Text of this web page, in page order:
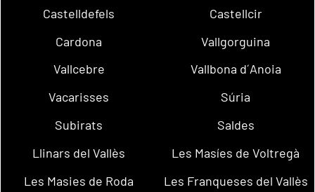
Castelldefels
Castellcir
Cardona
Vallgorguina
Vallcebre
Vallbona d´Anoia
Vacarisses
Súria
Subirats
Saldes
Llinars del Vallès
Les Masíes de Voltregà
Les Masies de Roda
Les Franqueses del Vallès